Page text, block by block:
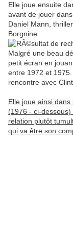
Elle joue ensuite
avant de jouer
Daniel Mann,
Borgnine.
Malgré une beau
petit écran en
entre 1972 et
rencontre avec
Elle joue ainsi
(1976 - ci-
relation plutôt
qui va être son